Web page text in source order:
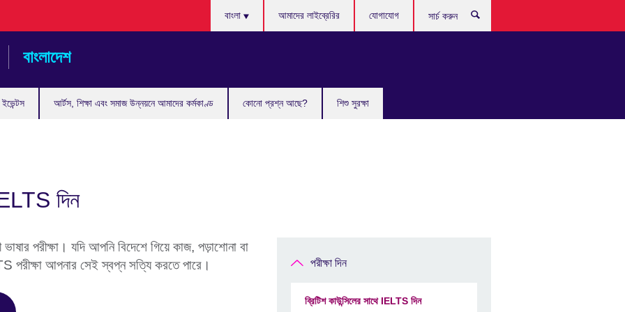
বাংলাদেশ
ইভেন্টস আর্টস, শিক্ষা এবং সমাজ উন্নয়নে আমাদের কর্মকাণ্ড কোনো প্রশ্ন আছে? শিশু সুরক্ষা
বাংলা আমাদের লাইব্রেরির যোগাযোগ
করুন
দিন
পরীক্ষা। যদি আপনি বিদেশে গিয়ে কাজ, পড়াশোনা বা
পরীক্ষা আপনার সেই স্বপ্ন সত্যি করতে পারে।
পরীক্ষা দিন
ব্রিটিশ কাউন্সিলের সাথে IELTS দিন